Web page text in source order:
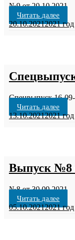
№9 от 20.10.2021
Читать далее
20.10.20212021 год
Спецвыпуск 16-09-
Читать далее
13.10.20212021 год
Выпуск №8
№8 от 30.09.2021
Читать далее
05.10.20212021 год